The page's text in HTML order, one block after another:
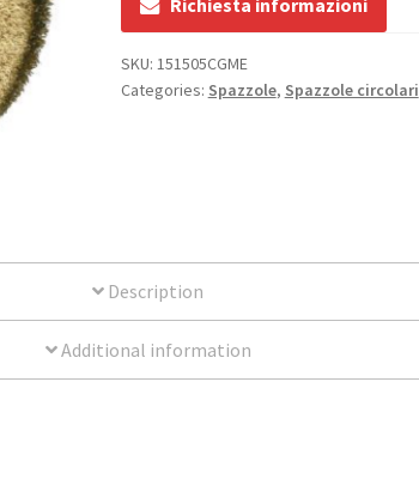
Richiesta informazioni
SKU: 151505CGME
Categories: Spazzole, Spazzole circolari
Description
Additional information